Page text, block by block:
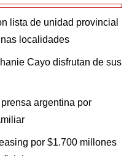
lista de unidad provincial
localidades
Cayo disfrutan de sus
argentina por
por $1.700 millones